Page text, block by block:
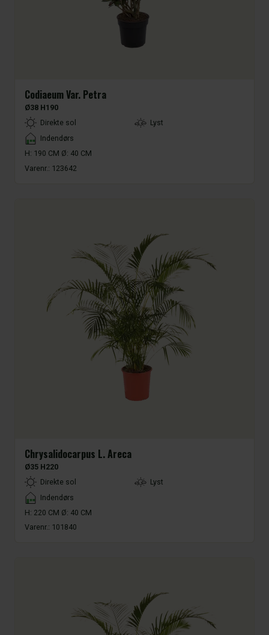
Codiaeum Var. Petra
Ø38 H190
LightTypeDirekte sol
Lyst
Placement
Indendørs
H: 190 CM Ø: 40 CM
Varenr.: 123642
Chrysalidocarpus L. Areca
Ø35 H220
LightTypeDirekte sol
Lyst
Placement
Indendørs
H: 220 CM Ø: 40 CM
Varenr.: 101840